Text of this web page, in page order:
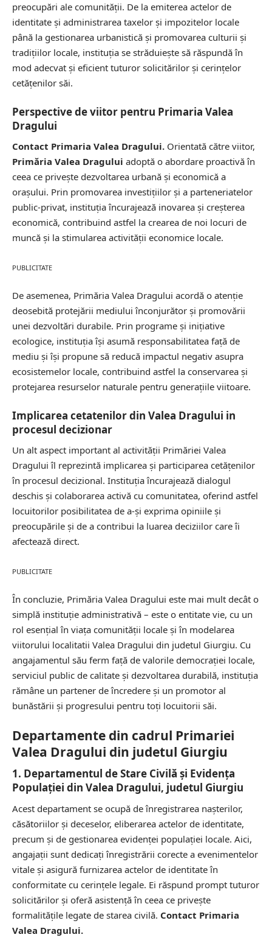
preocupări ale comunității. De la emiterea actelor de
identitate și administrarea taxelor și impozitelor locale
până la gestionarea urbanistică și promovarea culturii și
tradițiilor locale, instituția se străduiește să răspundă în
mod adecvat și eficient tuturor solicitărilor și cerințelor
cetățenilor săi.
Perspective de viitor pentru Primaria Valea
Dragului
Contact Primaria Valea Dragului. Orientată către viitor,
Primăria Valea Dragului adoptă o abordare proactivă în
ceea ce privește dezvoltarea urbană și economică a
orașului. Prin promovarea investițiilor și a parteneriatelor
public-privat, instituția încurajează inovarea și creșterea
economică, contribuind astfel la crearea de noi locuri de
muncă și la stimularea activității economice locale.
PUBLICITATE
De asemenea, Primăria Valea Dragului acordă o atenție
deosebită protejării mediului înconjurător și promovării
unei dezvoltări durabile. Prin programe și inițiative
ecologice, instituția își asumă responsabilitatea față de
mediu și își propune să reducă impactul negativ asupra
ecosistemelor locale, contribuind astfel la conservarea și
protejarea resurselor naturale pentru generațiile viitoare.
Implicarea cetatenilor din Valea Dragului in
procesul decizionar
Un alt aspect important al activității Primăriei Valea
Dragului îl reprezintă implicarea și participarea cetățenilor
în procesul decizional. Instituția încurajează dialogul
deschis și colaborarea activă cu comunitatea, oferind astfel
locuitorilor posibilitatea de a-și exprima opiniile și
preocupările și de a contribui la luarea deciziilor care îi
afectează direct.
PUBLICITATE
În concluzie, Primăria Valea Dragului este mai mult decât o
simplă instituție administrativă – este o entitate vie, cu un
rol esențial în viața comunității locale și în modelarea
viitorului localitatii Valea Dragului din judetul Giurgiu. Cu
angajamentul său ferm față de valorile democrației locale,
serviciul public de calitate și dezvoltarea durabilă, instituția
rămâne un partener de încredere și un promotor al
bunăstării și progresului pentru toți locuitorii săi.
Departamente din cadrul Primariei
Valea Dragului din judetul Giurgiu
1. Departamentul de Stare Civilă și Evidența
Populației din Valea Dragului, judetul Giurgiu
Acest departament se ocupă de înregistrarea nașterilor,
căsătoriilor și deceselor, eliberarea actelor de identitate,
precum și de gestionarea evidenței populației locale. Aici,
angajații sunt dedicați înregistrării corecte a evenimentelor
vitale și asigură furnizarea actelor de identitate în
conformitate cu cerințele legale. Ei răspund prompt tuturor
solicitărilor și oferă asistență în ceea ce privește
formalitățile legate de starea civilă. Contact Primaria
Valea Dragului.